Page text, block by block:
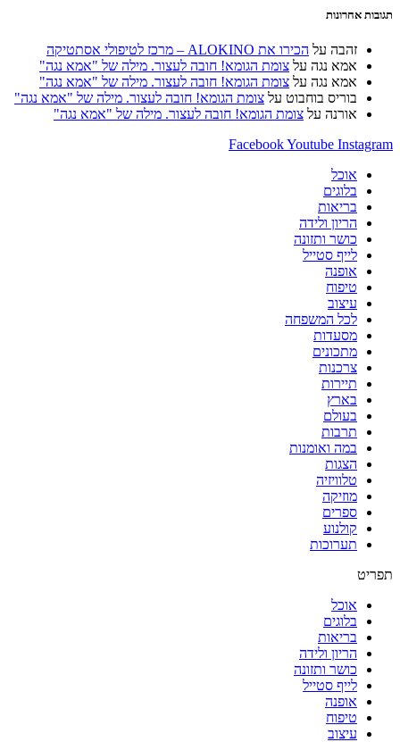
תגובות אחרונות
זהבה על הכירו את ALOKINO – מרכז לטיפולי אסתטיקה
אמא נגה על צומת הגומא! חובה לעצור. מילה של "אמא נגה"
אמא נגה על צומת הגומא! חובה לעצור. מילה של "אמא נגה"
בוריס בוחבוט על צומת הגומא! חובה לעצור. מילה של "אמא נגה"
אורנה על צומת הגומא! חובה לעצור. מילה של "אמא נגה"
FacebookYoutube Instagram
אוכל
בלוגים
בריאות
הריון ולידה
כושר ותזונה
לייף סטייל
אופנה
טיפוח
עיצוב
לכל המשפחה
מסעדות
מתכונים
צרכנות
תיירות
בארץ
בעולם
תרבות
במה ואומנות
הצגות
טלוויזיה
מוזיקה
ספרים
קולנוע
תערוכות
תפריט
אוכל
בלוגים
בריאות
הריון ולידה
כושר ותזונה
לייף סטייל
אופנה
טיפוח
עיצוב